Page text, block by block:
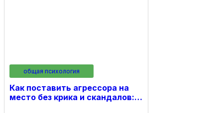
общая психология
Как поставить агрессора на
место без крика и скандалов:…